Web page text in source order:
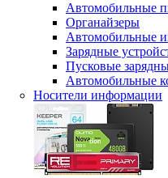
Автомобильные
Органайзеры
Автомобильные
Зарядные
Пусковые
Автомобильные
Носители информации